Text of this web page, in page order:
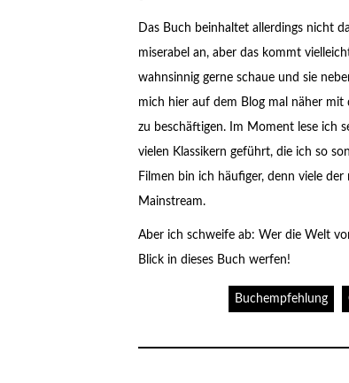
Das Buch beinhaltet allerdings nicht
miserabel an, aber das kommt
wahnsinnig gerne schaue und sie
mich hier auf dem Blog mal näher mit
zu beschäftigen. Im Moment lese ich
vielen Klassikern geführt, die ich so
Filmen bin ich häufiger, denn viele
Mainstream.
Aber ich schweife ab: Wer die Welt
Blick in dieses Buch werfen!
Buchempfehlung